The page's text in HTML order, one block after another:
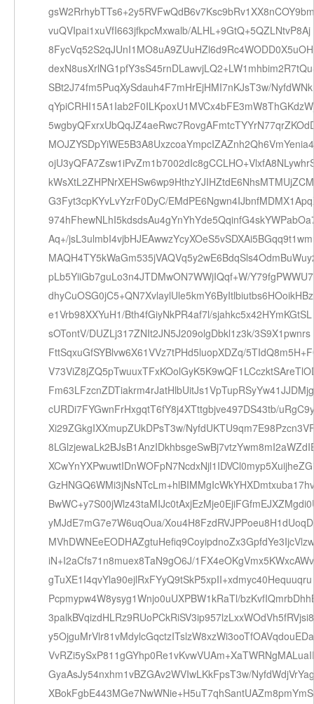
vuQVIpai1xuVfI663jfkpcMxwalb/ALHL+9GtQ+5QZLNtvP8Aj
SBt2J74fm5PuqXySdauh4F7mHrEjHMI7nKJsT3w/
G3Fyt3cpKYvLvYzrF0DyC/
Aq+/
pLb5YiiGb7guLo3n4JTDMwON7WWjIQqf+W/
dhyCuOSG0jC5+QN7XvlaylUle5kmY6ByItlbiutbs6HOoikHBz
e1Vrb98XXYuH1/Bth4fGiyNkPR4af7l/sjahkc5x42HYmKGtSL
sOTontV/DUZLj317ZNIt2JN5J209olgDbkl1z3k/3S9X1pwnrs
FttSqxuGfSYBlvw6X61VVz7tPHd5luopXDZq/
cURDi7FYGwnFrHxgqtT6fY8j4XTttgbjve497DS43tb/uRgC9y
Xi29ZGkgIXXmupZUkDPsT3w/
yMJdE7mG7e7W6uqOua/
iN+I2aCfs71n8muex8TaN9gO6J/
gTuXE1I4qvYla90ejlRxFYyQ9tSkP5xpII+xdmyc40Hequuqru
Pcpmypw4W8ysyg1Wnjo0uUXPBW1kRaTl/
3palkBVqizdHLRz9RUoPCkRiSV3ip957lzLxxWOdVh5fRVjsi8
y5OjguMrVlr81vMdylcGqctzITslzW8xzWi3ooTfOAVqdouEDa
GyaAsJy54nxhm1vBZGAv2WVIwLKkFpsT3w/